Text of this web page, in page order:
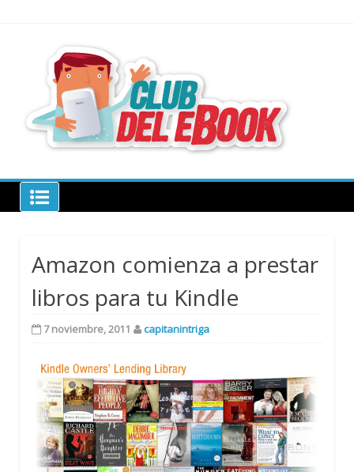
Club del ebook
Amazon comienza a prestar
libros para tu Kindle
7 noviembre, 2011 capitanintriga